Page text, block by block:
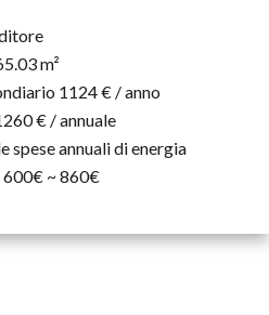
m²
1124 € / anno
€ / annuale
spese annuali di energia
600€ ~ 860€